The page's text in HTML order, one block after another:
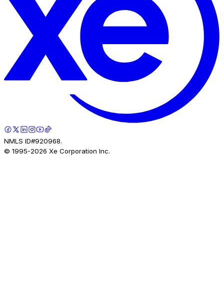
NMLS ID#920968.
© 1995-2026 Xe Corporation Inc.